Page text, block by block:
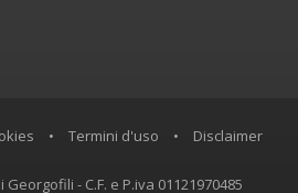
• Termini d'uso • Disclaimer
- C.F. e P.iva 01121970485